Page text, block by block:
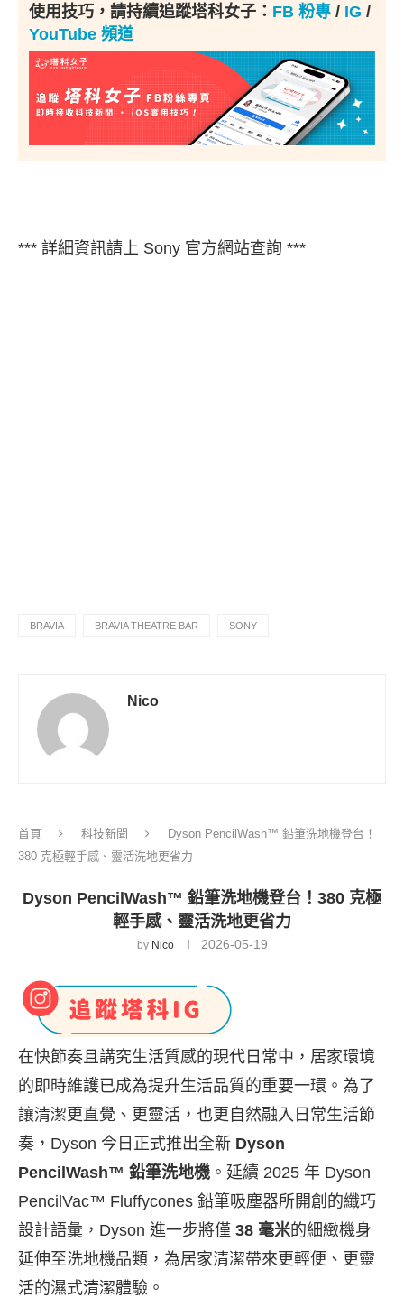
使用技巧，請持續追蹤塔科女子： FB 粉專 / IG /
YouTube 頻道
*** 詳細資訊請上 Sony 官方網站查詢 ***
BRAVIA BRAVIA THEATRE BAR SONY
Nico
首頁 科技新聞
Dyson PencilWash™ 鉛筆洗地機登台！
380 克極輕手感、靈活洗地更省力
Dyson PencilWash™ 鉛筆洗地機登台！380 克極
輕手感、靈活洗地更省力
by Nico 2026-05-19
在快節奏且講究生活質感的現代日常中，居家環境
的即時維護已成為提升生活品質的重要一環。為了
讓清潔更直覺、更靈活，也更自然融入日常生活節
奏，Dyson 今日正式推出全新 Dyson
PencilWash™ 鉛筆洗地機 。延續 2025 年 Dyson
PencilVac™ Fluffycones 鉛筆吸塵器所開創的纖巧
設計語彙，Dyson 進一步將僅 38 毫米的細緻機身
延伸至洗地機品類，為居家清潔帶來更輕便、更靈
活的濕式清潔體驗。